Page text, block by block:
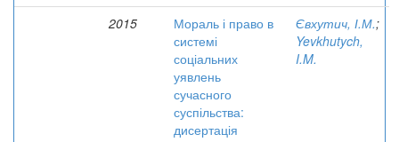
2015
Мораль і право в
системі
соціальних
уявлень
сучасного
суспільства:
дисертація
Євхутич, І.М.;
Yevkhutych,
I.M.